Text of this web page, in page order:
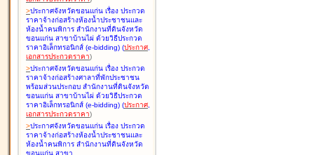
>ประกาศจังหวัดขอนแก่น เรื่อง ประกวด
ราคาจ้างก่อสร้างห้องน้ำประชาชนและ
ห้องน้ำคนพิการ สำนักงานที่ดินจังหวัด
ขอนแก่น สาขาบ้านไผ่ ด้วยวิธีประกวด
ราคาอิเล็กทรอนิกส์ (e-bidding) (ประกาศ,
เอกสารประกวดราคา)
>ประกาศจังหวัดขอนแก่น เรื่อง ประกวด
ราคาจ้างก่อสร้างศาลาที่พักประชาชน
พร้อมส่วนประกอบ สำนักงานที่ดินจังหวัด
ขอนแก่น สาขาบ้านไผ่ ด้วยวิธีประกวด
ราคาอิเล็กทรอนิกส์ (e-bidding) (ประกาศ,
เอกสารประกวดราคา)
>ประกาศจังหวัดขอนแก่น เรื่อง ประกวด
ราคาจ้างก่อสร้างห้องน้ำประชาชนและ
ห้องน้ำคนพิการ สำนักงานที่ดินจังหวัด